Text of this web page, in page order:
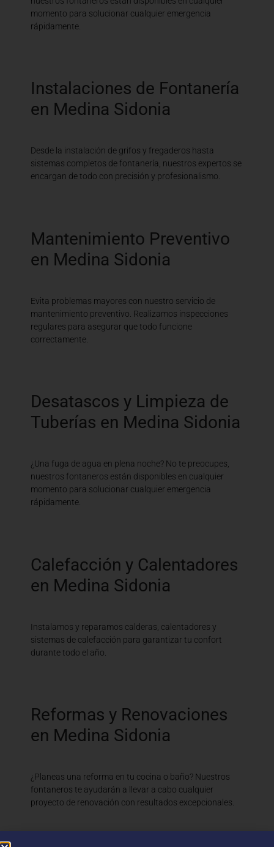
momento para solucionar cualquier emergencia
rápidamente.
Instalaciones de Fontanería
en Medina Sidonia
Desde la instalación de grifos y fregaderos hasta
sistemas completos de fontanería, nuestros expertos se
encargan de todo con precisión y profesionalismo.
Mantenimiento Preventivo
en Medina Sidonia
Evita problemas mayores con nuestro servicio de
mantenimiento preventivo. Realizamos inspecciones
regulares para asegurar que todo funcione
correctamente.
Desatascos y Limpieza de
Tuberías en Medina Sidonia
¿Una fuga de agua en plena noche? No te preocupes,
nuestros fontaneros están disponibles en cualquier
momento para solucionar cualquier emergencia
rápidamente.
Calefacción y Calentadores
en Medina Sidonia
Instalamos y reparamos calderas, calentadores y
sistemas de calefacción para garantizar tu confort
durante todo el año.
Reformas y Renovaciones
en Medina Sidonia
¿Planeas una reforma en tu cocina o baño? Nuestros
fontaneros te ayudarán a llevar a cabo cualquier
proyecto de renovación con resultados excepcionales.